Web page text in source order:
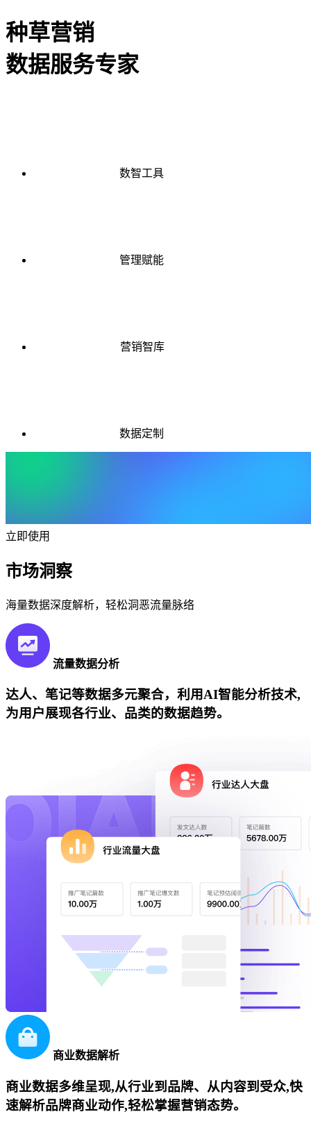
种草营销
数据服务专家
数智工具
管理赋能
营销智库
数据定制
立即使用
市场洞察
海量数据深度解析，轻松洞恶流量脉络
流量数据分析
达人、笔记等数据多元聚合，利用AI智能分析技术,
为用户展现各行业、品类的数据趋势。
商业数据解析
商业数据多维呈现,从行业到品牌、从内容到受众,快
速解析品牌商业动作,轻松掌握营销态势。